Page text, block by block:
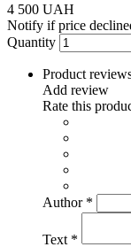
4 500 UAH
Notify if price
Quantity
Product
Add review
Rate this
Author *
Text *